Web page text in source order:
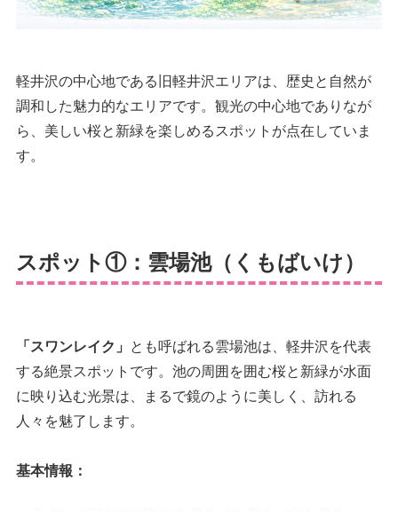
軽井沢の中心地である旧軽井沢エリアは、歴史と自然が
調和した魅力的なエリアです。観光の中心地でありなが
ら、美しい桜と新緑を楽しめるスポットが点在していま
す。
スポット①：雲場池（くもばいけ）
「スワンレイク」
とも呼ばれる雲場池は、軽井沢を代表
する絶景スポットです。池の周囲を囲む桜と新緑が水面
に映り込む光景は、まるで鏡のように美しく、訪れる
人々を魅了します。
基本情報：